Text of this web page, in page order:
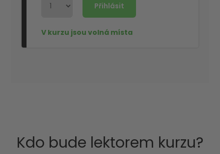
Kdo bude lektorem kurzu?